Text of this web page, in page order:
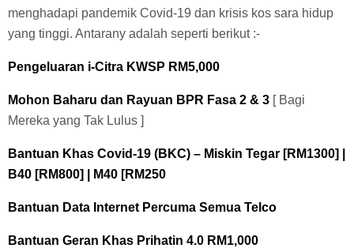
menghadapi pandemik Covid-19 dan krisis kos sara hidup
yang tinggi. Antarany adalah seperti berikut :-
Pengeluaran i-Citra KWSP RM5,000
Mohon Baharu dan Rayuan BPR Fasa 2 & 3 [ Bagi
Mereka yang Tak Lulus ]
Bantuan Khas Covid-19 (BKC) – Miskin Tegar [RM1300] |
B40 [RM800] | M40 [RM250
Bantuan Data Internet Percuma Semua Telco
Bantuan Geran Khas Prihatin 4.0 RM1,000